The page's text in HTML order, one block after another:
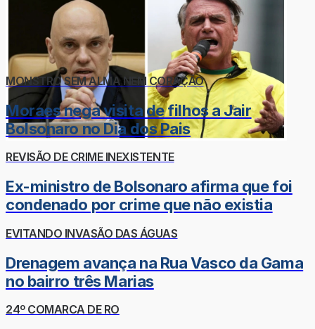
MONSTRO SEM ALMA NEM CORAÇÃO
Moraes nega visita de filhos a Jair
Bolsonaro no Dia dos Pais
REVISÃO DE CRIME INEXISTENTE
Ex-ministro de Bolsonaro afirma que foi
condenado por crime que não existia
EVITANDO INVASÃO DAS ÁGUAS
Drenagem avança na Rua Vasco da Gama
no bairro três Marias
24º COMARCA DE RO